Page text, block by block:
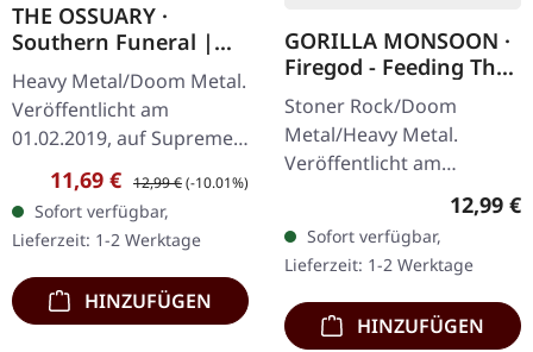
THE OSSUARY ·
Southern Funeral |
DIGIPAK CD
Heavy Metal/Doom Metal.
Veröffentlicht am
01.02.2019, auf Supreme
Chaos Records.
Erstauflage als CD im
DigiPak mit 12-seitigem
Booklet. Geht es dir…
Verkaufspreis:
11,69 € Regulärer Preis:
12,99 €(-10.01%)
Sofort verfügbar,
Lieferzeit: 1-2 Werktage
HINZUFÜGEN
GORILLA MONSOON ·
Firegod - Feeding The
Beast | CD
Stoner Rock/Doom
Metal/Heavy Metal.
Veröffentlicht am
11.05.2018, auf Supreme
Chaos Records. CD im
Jewelcase mit 8-seitigem
Booklet. Das dritte
Album…
12,99 €
Sofort verfügbar,
Lieferzeit: 1-2 Werktage
HINZUFÜGEN